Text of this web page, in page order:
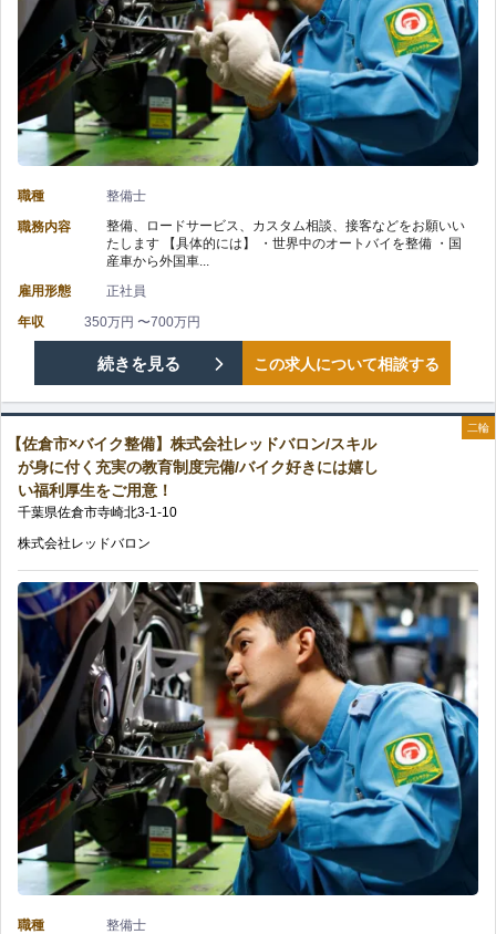
制
度
充
実
ス
キ
ル
ア
プ
の
験
を
か
し
て
た
な
キ
ャ
リ
ア
を
築
け
る！/
嬉
し
い
手
株
式
会
社
ッ
ド
バ
ロ
福
利
生
充
実
で
安
し
て
職種
整備士
職務内容
整備、ロードサービス、カスタム相談、接客などをお願いい
たします 【具体的には】 ・世界中のオートバイを整備 ・国
産車から外国車...
雇用形態
正社員
年収
350万円 〜700万円
【八
千
代
市
×
バ
イ
ク
整
備】
株
式
会
続きを見る この求人について相談する
二輪
【佐倉市×バイク整備】株式会社レッドバロン/スキル
が身に付く充実の教育制度完備/バイク好きには嬉し
い福利厚生をご用意！
千葉県佐倉市寺崎北3-1-10
株式会社レッドバロン
職種
整備士